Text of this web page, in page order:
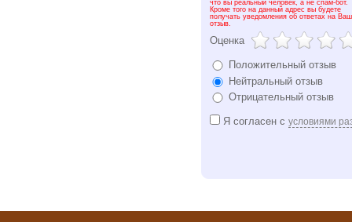
что вы реальный человек, а не спам-бот.
Кроме того на данный адрес вы будете
получать уведомления об ответах на Ваш
отзыв.
Оценка
Положительный отзыв
Нейтральный отзыв
Отрицательный отзыв
Я согласен с условиями